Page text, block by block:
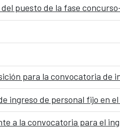
puesto de la fase
ingreso de personal fijo en